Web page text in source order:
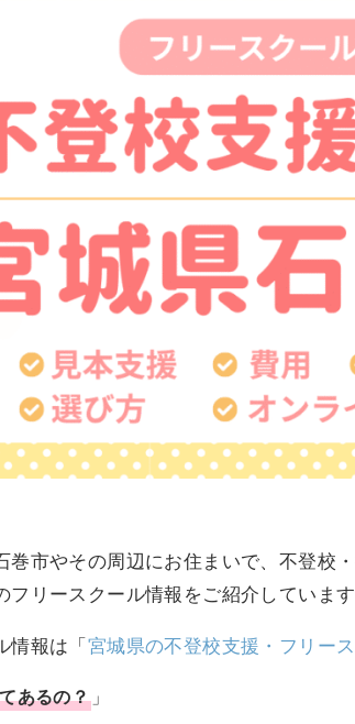
巻市やその周辺にお住まいで、不登校
リースクール情報をご紹介しています
情報は「宮城県の不登校支援・フリー
あるの？ 」